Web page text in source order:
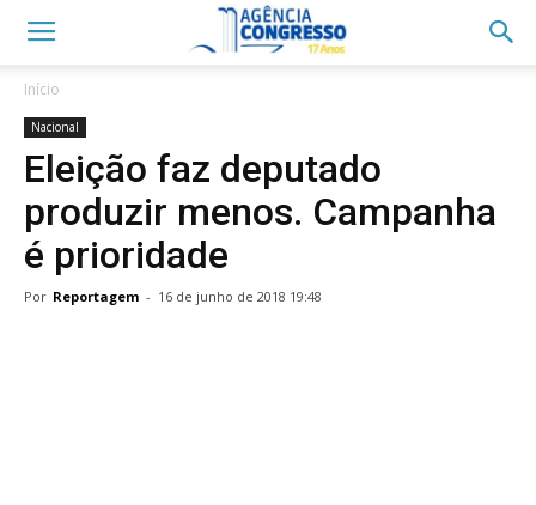
Início
Nacional
Eleição faz deputado
produzir menos. Campanha
é prioridade
Por Reportagem - 16 de junho de 2018 19:48